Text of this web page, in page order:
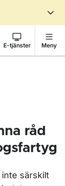
E-tjänster Meny
råd
särskilt